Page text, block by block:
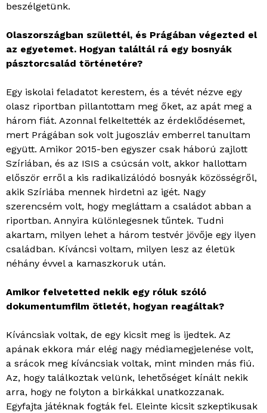
beszélgetünk.
Olaszországban születtél, és Prágában végezted el
az egyetemet. Hogyan találtál rá egy bosnyák
pásztorcsalád történetére?
Egy iskolai feladatot kerestem, és a tévét nézve egy
olasz riportban pillantottam meg őket, az apát meg a
három fiát. Azonnal felkeltették az érdeklődésemet,
mert Prágában sok volt jugoszláv emberrel tanultam
együtt. Amikor 2015-ben egyszer csak háború zajlott
Szíriában, és az ISIS a csúcsán volt, akkor hallottam
először erről a kis radikalizálódó bosnyák közösségről,
akik Szíriába mennek hirdetni az igét. Nagy
szerencsém volt, hogy megláttam a családot abban a
riportban. Annyira különlegesnek tűntek. Tudni
akartam, milyen lehet a három testvér jövője egy ilyen
családban. Kíváncsi voltam, milyen lesz az életük
néhány évvel a kamaszkoruk után.
Amikor felvetetted nekik egy róluk szóló
dokumentumfilm ötletét, hogyan reagáltak?
Kíváncsiak voltak, de egy kicsit meg is ijedtek. Az
apának ekkora már elég nagy médiamegjelenése volt,
a srácok meg kíváncsiak voltak, mint minden más fiú.
Az, hogy találkoztak velünk, lehetőséget kínált nekik
arra, hogy ne folyton a birkákkal unatkozzanak.
Egyfajta játéknak fogták fel. Eleinte kicsit szkeptikusak